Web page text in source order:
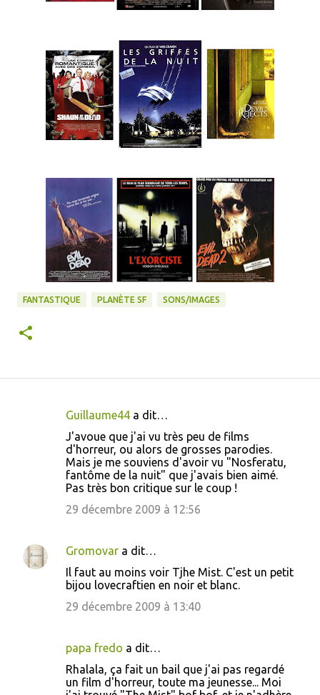
FANTASTIQUE PLANÈTE SF SONS/IMAGES
t
a
Guillaume44 a dit…
J'avoue que j'ai vu très peu de films
d'horreur, ou alors de grosses parodies.
Mais je me souviens d'avoir vu "Nosferatu,
fantôme de la nuit" que j'avais bien aimé.
Pas très bon critique sur le coup !
29 décembre 2009 à 12:56
Gromovar a dit…
Il faut au moins voir Tjhe Mist. C'est un petit
bijou lovecraftien en noir et blanc.
29 décembre 2009 à 13:40
papa fredo a dit…
Rhalala, ça fait un bail que j'ai pas regardé
un film d'horreur, toute ma jeunesse... Moi